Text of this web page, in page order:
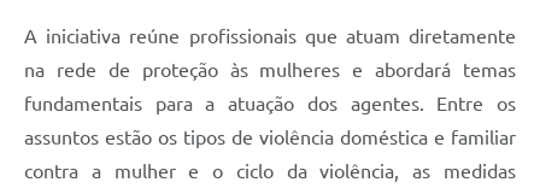
Notícias
Galeria de Vídeos
Contas Públicas
Links
A iniciativa reúne profissionais que atuam diretamente
na rede de proteção às mulheres e abordará temas
fundamentais para a atuação dos agentes. Entre os
assuntos estão os tipos de violência doméstica e familiar
contra a mulher e o ciclo da violência, as medidas